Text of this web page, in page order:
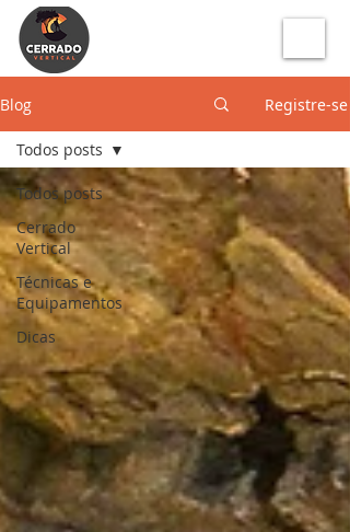
Blog Registre-se
Todos posts
Cerrado
Vertical
Técnicas e
Equipamentos
Dicas
Todos posts